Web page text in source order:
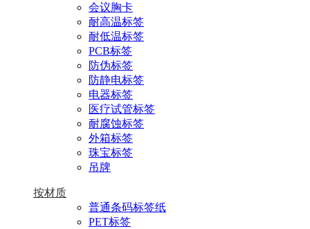
会议胸卡
耐高温标签
耐低温标签
PCB标签
防伪标签
防静电标签
电器标签
医疗试管标签
耐腐蚀标签
外箱标签
珠宝标签
吊牌
按材质
普通条码标签纸
PET标签